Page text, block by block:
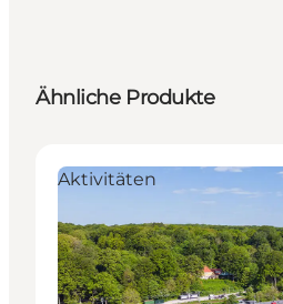
Ähnliche Produkte
Aktivitäten